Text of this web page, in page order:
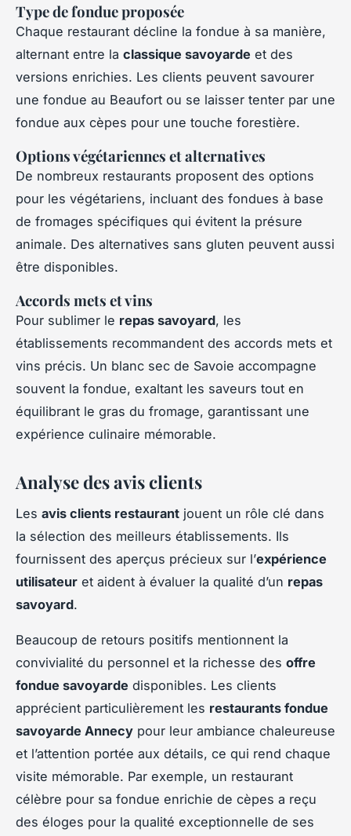
Type de fondue proposée
Chaque restaurant décline la fondue à sa manière,
alternant entre la classique savoyarde et des
versions enrichies. Les clients peuvent savourer
une fondue au Beaufort ou se laisser tenter par une
fondue aux cèpes pour une touche forestière.
Options végétariennes et alternatives
De nombreux restaurants proposent des options
pour les végétariens, incluant des fondues à base
de fromages spécifiques qui évitent la présure
animale. Des alternatives sans gluten peuvent aussi
être disponibles.
Accords mets et vins
Pour sublimer le repas savoyard, les
établissements recommandent des accords mets et
vins précis. Un blanc sec de Savoie accompagne
souvent la fondue, exaltant les saveurs tout en
équilibrant le gras du fromage, garantissant une
expérience culinaire mémorable.
Analyse des avis clients
Les avis clients restaurant jouent un rôle clé dans
la sélection des meilleurs établissements. Ils
fournissent des aperçus précieux sur l’expérience
utilisateur et aident à évaluer la qualité d’un repas
savoyard.
Beaucoup de retours positifs mentionnent la
convivialité du personnel et la richesse des offre
fondue savoyarde disponibles. Les clients
apprécient particulièrement les restaurants fondue
savoyarde Annecy pour leur ambiance chaleureuse
et l’attention portée aux détails, ce qui rend chaque
visite mémorable. Par exemple, un restaurant
célèbre pour sa fondue enrichie de cèpes a reçu
des éloges pour la qualité exceptionnelle de ses